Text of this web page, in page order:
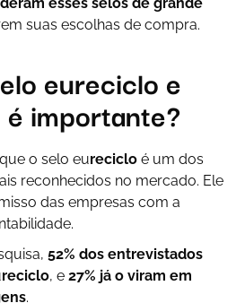
suas escolhas de compra.
eureciclo e
importante?
o selo eureciclo é um dos
reconhecidos no mercado. Ele
das empresas com a
52% dos entrevistados
reciclo, e 27% já o viram em
.